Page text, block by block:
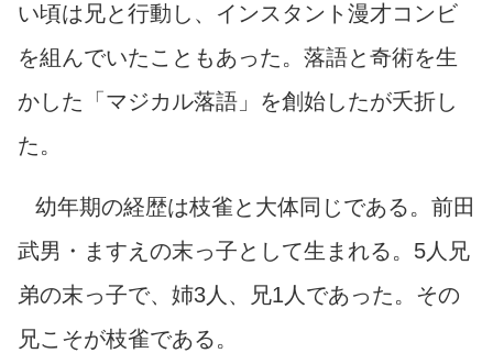
い頃は兄と行動し、インスタント漫才コンビ
を組んでいたこともあった。落語と奇術を生
かした「マジカル落語」を創始したが夭折し
た。
幼年期の経歴は枝雀と大体同じである。前田
武男・ますえの末っ子として生まれる。5人兄
弟の末っ子で、姉3人、兄1人であった。その
兄こそが枝雀である。